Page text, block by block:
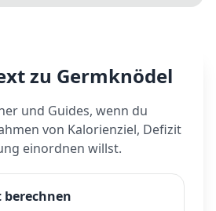
zu Germknödel
und Guides, wenn du
von Kalorienziel, Defizit
einordnen willst.